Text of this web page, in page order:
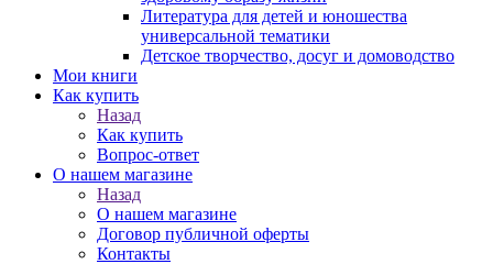
Литература для детей и юношества
универсальной тематики
Детское творчество, досуг и домоводство
Мои книги
Как купить
Назад
Как купить
Вопрос-ответ
О нашем магазине
Назад
О нашем магазине
Договор публичной оферты
Контакты